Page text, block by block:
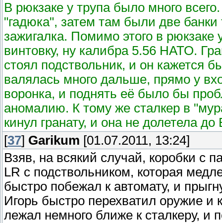
В рюкзаке у трупа было много
"гадюка", затем там были две банки
зажигалка. Помимо этого в рюкзаке
винтовку, ну калибра 5.56 НАТО.
стоял подствольник, и он кажется
валялась много дальше, прямо у
воронка, и поднять её было бы
аномалию. К тому же сталкер в
кинул гранату, и она не долетела
[37] Garikum [01.07.2011, 13:24]
Взяв, на всякий случай, коробки с
LR с подствольником, которая
быстро побежал к автомату, и
Игорь быстро перехватил оружие
лежал немного ближе к сталкеру, и